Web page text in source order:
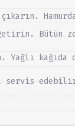
Bütün
Yağlı
servis